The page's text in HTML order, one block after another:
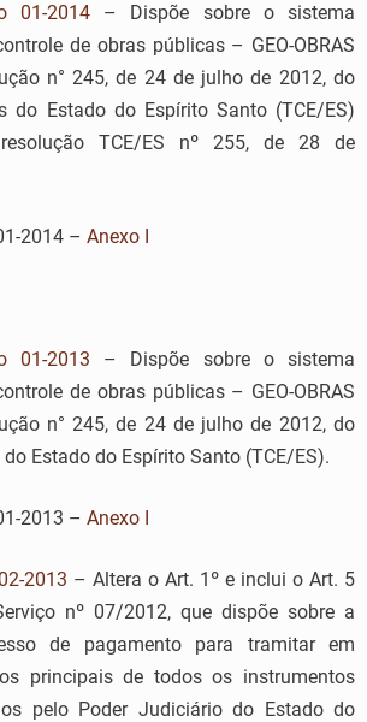
01-2014– Dispõe sobre o sistema
de obras públicas – GEO-OBRAS
n° 245, de 24 de julho de 2012, do
do Estado do Espírito Santo (TCE/ES)
TCE/ES nº 255, de 28 de
2014 – Anexo I
01-2013 – Dispõe sobre o sistema
de obras públicas – GEO-OBRAS
n° 245, de 24 de julho de 2012, do
Estado do Espírito Santo (TCE/ES).
2013 – Anexo I
2013 – Altera o Art. 1º e inclui o Art. 5
nº 07/2012, que dispõe sobre a
de pagamento para tramitar em
principais de todos os instrumentos
pelo Poder Judiciário do Estado do